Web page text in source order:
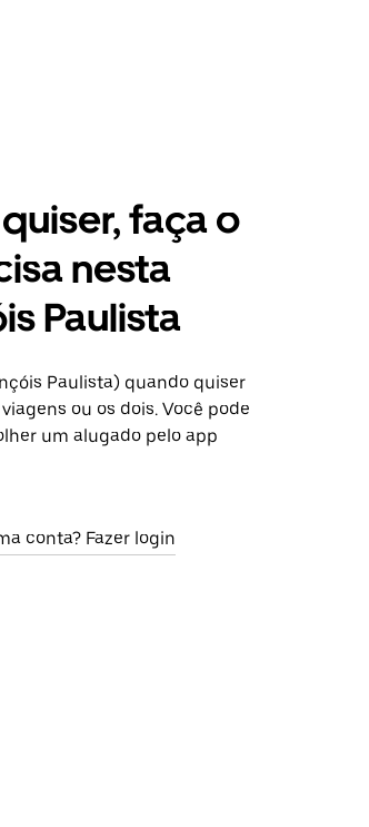
faça o
nesta
Paulista
Paulista) quando quiser
ou os dois. Você pode
um alugado pelo app
conta? Fazer login